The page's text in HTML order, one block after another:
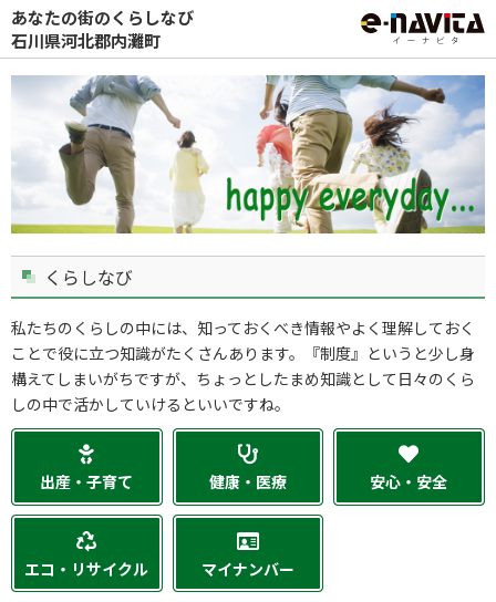
あなたの街のくらしなび
石川県河北郡内灘町
くらしなび
私たちのくらしの中には、知っておくべき情報やよく理解しておく
ことで役に立つ知識がたくさんあります。『制度』というと少し身
構えてしまいがちですが、ちょっとしたまめ知識として日々のくら
しの中で活かしていけるといいですね。
出産・子育て 健康・医療 安心・安全
エコ・リサイクル マイナンバー